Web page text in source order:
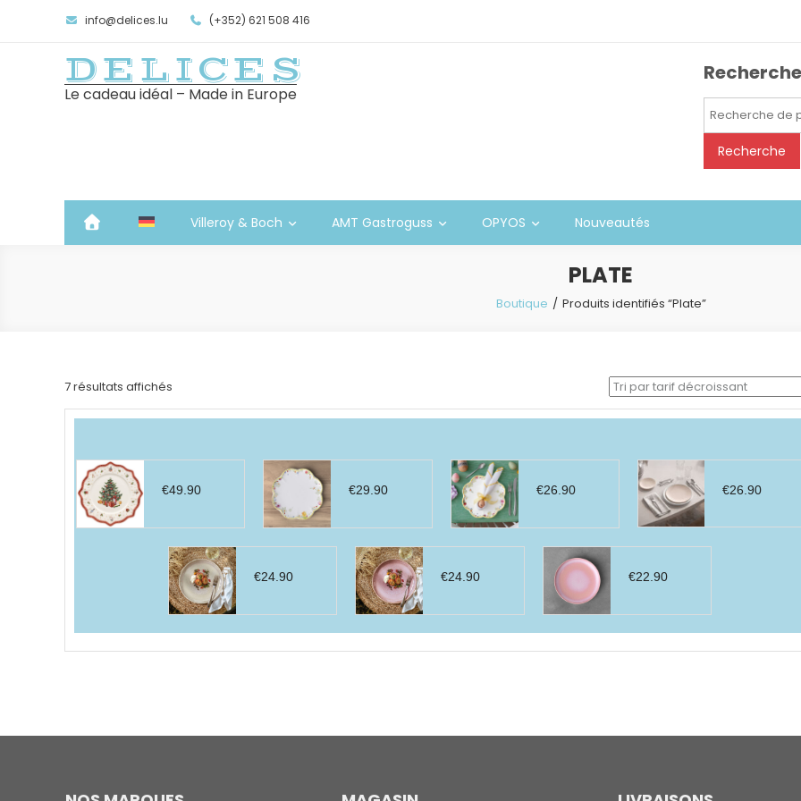
info@delices.lu (+352) 621 508 416
DELICES
Le cadeau idéal – Made in Europe
Recherche
Recherche
Recherche
Villeroy & Boch AMT Gastroguss OPYOS Nouveautés
PLATE
Boutique Produits identifiés “Plate”
7 résultats affichés
par
€49.90 €29.90 €26.90 €26.90
€24.90 €24.90 €22.90